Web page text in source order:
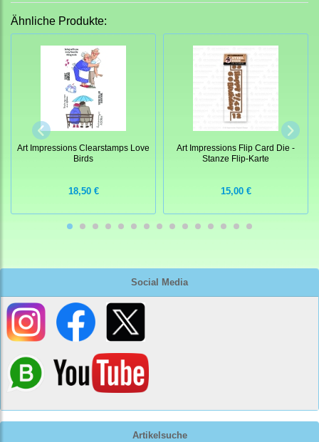
Social Media
Artikelsuche
Ähnliche Produkte:
Art Impressions Clearstamps Love
Birds
18,50 €
Art Impressions Flip Card Die -
Stanze Flip-Karte
15,00 €